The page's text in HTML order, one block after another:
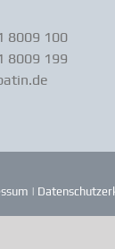
8009 100
8009 199
|